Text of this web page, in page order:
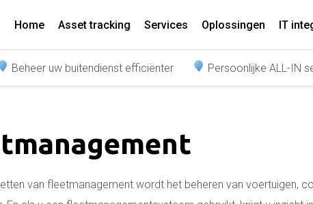
Home Asset tracking Services Oplossingen IT
Beheer uw buitendienst efficiënter Persoonlijke ALL-IN
van fleetmanagement wordt het beheren van voertuigen,